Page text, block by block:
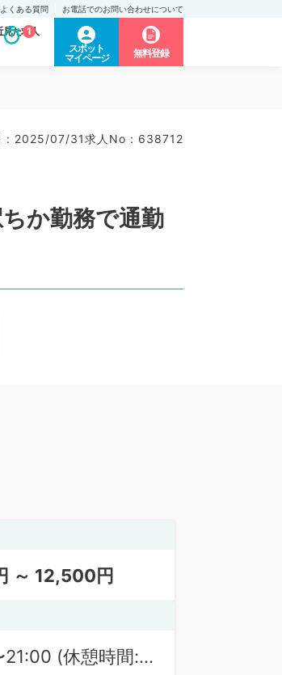
よくある質問 お電話でのお問い合わせについて
見た求人
1
スポット
マイページ
無料登録
: 2025/07/31求人No : 638712
か勤務で通勤
～ 12,500円
(休憩時間: